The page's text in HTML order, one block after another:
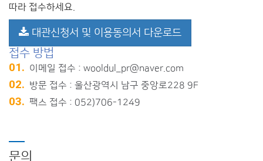
따라 접수하세요.
대관신청서 및 이용동의서 다운로드
접수 방법
01. 이메일 접수 : wooldul_pr@naver.com
02. 방문 접수 : 울산광역시 남구 중앙로228 9F
03. 팩스 접수 : 052)706-1249
문의